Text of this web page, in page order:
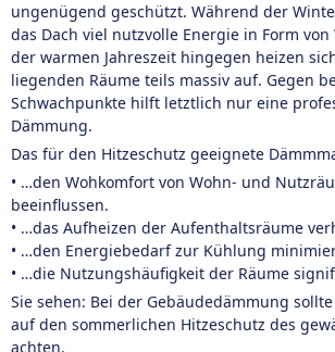
ungenügend geschützt. Während der
das Dach viel nutzvolle Energie in Form
der warmen Jahreszeit hingegen heizen
liegenden Räume teils massiv auf. Gegen
Schwachpunkte hilft letztlich nur eine
Dämmung.
Das für den Hitzeschutz geeignete
• …den Wohkomfort von Wohn- und
beeinflussen.
• …das Aufheizen der Aufenthaltsräume
• …den Energiebedarf zur Kühlung
• …die Nutzungshäufigkeit der Räume
Sie sehen: Bei der Gebäudedämmung
auf den sommerlichen Hitzeschutz des
achten.